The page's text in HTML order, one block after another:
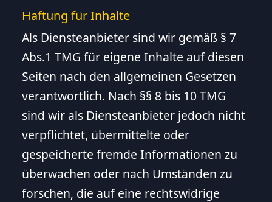
Haftung für Inhalte
Als Diensteanbieter sind wir gemäß § 7
Abs.1 TMG für eigene Inhalte auf diesen
Seiten nach den allgemeinen Gesetzen
verantwortlich. Nach §§ 8 bis 10 TMG
sind wir als Diensteanbieter jedoch nicht
verpflichtet, übermittelte oder
gespeicherte fremde Informationen zu
überwachen oder nach Umständen zu
forschen, die auf eine rechtswidrige